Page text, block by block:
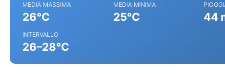
MEDIA MASSIMA
26°C
MEDIA MINIMA
25°C 44
INTERVALLO
26–28°C